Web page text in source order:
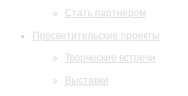
Стать партнером
Просветительские проекты
Творческие встречи
Выставки